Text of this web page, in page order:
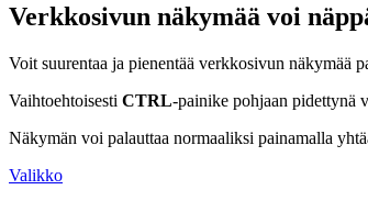
Verkkosivun näkymää voi
Voit suurentaa ja pienentää verkkosivun näkymää
Vaihtoehtoisesti CTRL-painike pohjaan pidettynä
Näkymän voi palauttaa normaaliksi painamalla
Valikko